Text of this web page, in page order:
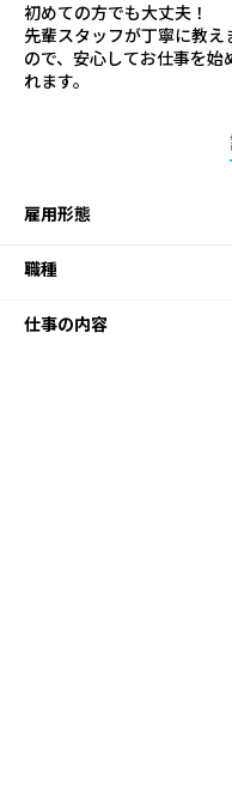
初めての方でも大丈夫！
先輩スタッフが丁寧に教え
ので、安心してお仕事を始
れます。
雇用形態
職種
仕事の内容